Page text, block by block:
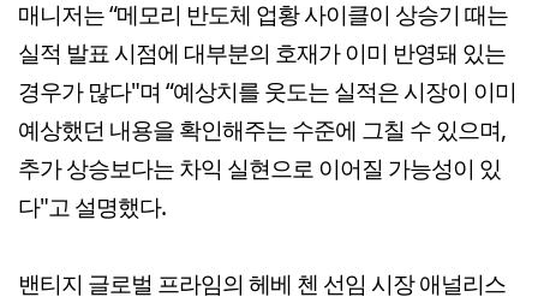
매니저는 “메모리 반도체 업황 사이클이 상승기 때는
실적 발표 시점에 대부분의 호재가 이미 반영돼 있는
경우가 많다"며 “예상치를 웃도는 실적은 시장이 이미
예상했던 내용을 확인해주는 수준에 그칠 수 있으며,
추가 상승보다는 차익 실현으로 이어질 가능성이 있
다"고 설명했다.
밴티지 글로벌 프라임의 헤베 첸 선임 시장 애널리스